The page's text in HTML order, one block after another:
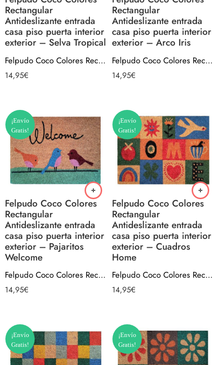
Rectangular
Antideslizante entrada
casa piso puerta interior
exterior – Selva Tropical
Felpudo Coco Colores Rectangular Antideslizante entrada casa piso puerta interior exterior – Selva Tropical
14,95€
Rectangular
Antideslizante entrada
casa piso puerta interior
exterior – Arco Iris
Felpudo Coco Colores Rectangular Antideslizante entrada casa piso puerta interior exterior – Arco Iris
14,95€
¡Envío
Gratis!
Felpudo Coco Colores
Rectangular
Antideslizante entrada
casa piso puerta interior
exterior – Pajaritos
Welcome
Felpudo Coco Colores Rectangular Antideslizante entrada casa piso puerta interior exterior – Pajaritos Welcome
14,95€
¡Envío
Gratis!
Felpudo Coco Colores
Rectangular
Antideslizante entrada
casa piso puerta interior
exterior – Cuadros
Home
Felpudo Coco Colores Rectangular Antideslizante entrada casa piso puerta interior exterior – Cuadros Home
14,95€
¡Envío
Gratis!
¡Envío
Gratis!